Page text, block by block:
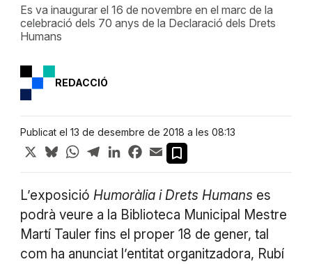
Es va inaugurar el 16 de novembre en el marc de la
celebració dels 70 anys de la Declaració dels Drets
Humans
REDACCIÓ
Publicat el 13 de desembre de 2018 a les 08:13
X BlueskyWhatsApp
TelegramLinkedInFacebook
Email
L’exposició Humoràlia i Drets Humans es
podrà veure a la Biblioteca Municipal Mestre
Martí Tauler fins el proper 18 de gener, tal
com ha anunciat l’entitat organitzadora, Rubí